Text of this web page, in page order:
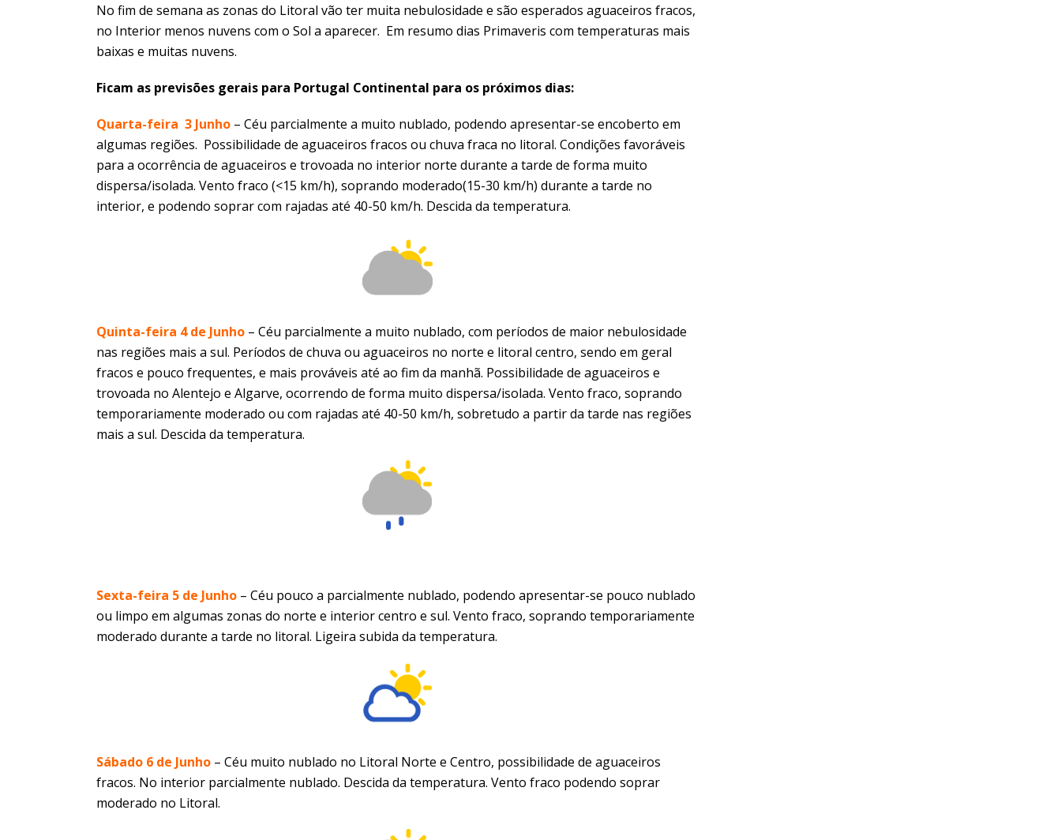
No fim de semana as zonas do Litoral vão ter muita nebulosidade e são esperados aguaceiros fracos,
no Interior menos nuvens com o Sol a aparecer. Em resumo dias Primaveris com temperaturas mais
baixas e muitas nuvens.
Ficam as previsões gerais para Portugal Continental para os próximos dias:
Quarta-feira 3 Junho – Céu parcialmente a muito nublado, podendo apresentar-se encoberto em
algumas regiões. Possibilidade de aguaceiros fracos ou chuva fraca no litoral. Condições favoráveis
para a ocorrência de aguaceiros e trovoada no interior norte durante a tarde de forma muito
dispersa/isolada. Vento fraco (<15 km/h), soprando moderado(15-30 km/h) durante a tarde no
interior, e podendo soprar com rajadas até 40-50 km/h. Descida da temperatura.
Quinta-feira 4 de Junho – Céu parcialmente a muito nublado, com períodos de maior nebulosidade
nas regiões mais a sul. Períodos de chuva ou aguaceiros no norte e litoral centro, sendo em geral
fracos e pouco frequentes, e mais prováveis até ao fim da manhã. Possibilidade de aguaceiros e
trovoada no Alentejo e Algarve, ocorrendo de forma muito dispersa/isolada. Vento fraco, soprando
temporariamente moderado ou com rajadas até 40-50 km/h, sobretudo a partir da tarde nas regiões
mais a sul. Descida da temperatura.
Sexta-feira 5 de Junho – Céu pouco a parcialmente nublado, podendo apresentar-se pouco nublado
ou limpo em algumas zonas do norte e interior centro e sul. Vento fraco, soprando temporariamente
moderado durante a tarde no litoral. Ligeira subida da temperatura.
Sábado 6 de Junho – Céu muito nublado no Litoral Norte e Centro, possibilidade de aguaceiros
fracos. No interior parcialmente nublado. Descida da temperatura. Vento fraco podendo soprar
moderado no Litoral.